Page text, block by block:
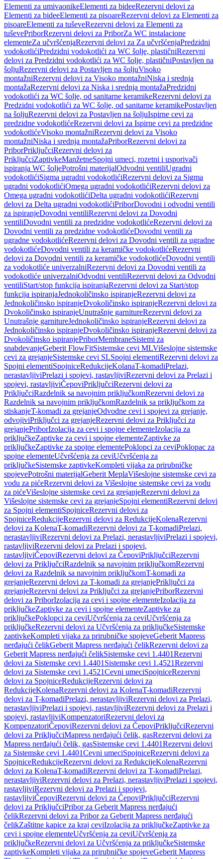
Elementi za umivaonikeElementi za bideeRezervni delovi za
Elementi za bideeElementi za pisoareRezervni delovi za Elementi za
pisoareElementi za tuševeRezervni delovi za Elementi za
tuševePriborRezervni delovi za PriborZa WC instalacione
elementeZa učvršćenjaRezervni delovi za Za učvršćenjaPredzidni
vodokotlićiPredzidni vodokotlići za WC šolje, plastičniRezervni
delovi za Predzidni vodokotlići za WC šolje, plastičniPostavljen na
šoljuRezervni delovi za Postavljen na šoljuVisoko
montažniRezervni delovi za Visoko montažniNiska i srednja
montažaRezervni delovi za Niska i srednja montažaPredzidni
vodokotlići za WC šolje, od sanitarne keramikeRezervni delovi za
Predzidni vodokotlići za WC šolje, od sanitarne keramikePostavljen
na šoljuRezervni delovi za Postavljen na šoljuIspirne cevi za
predzidne vodokotlićeRezervni delovi za Ispirne cevi za predzidne
vodokotlićeVisoko montažniRezervni delovi za Visoko
montažniNiska i srednja montažaPriborRezervni delovi za
PriborPriključciRezervni delovi za
PriključciZaptivkeManžetneSpojni umeci, rozetni i usporivači
ispiranja WC šoljePotrošni materijalOdvodni ventiliUgradni
vodokotlićiSigma ugradni vodokotlićiRezervni delovi za Sigma
ugradni vodokotlićiOmega ugradni vodokotlićiRezervni delovi za
Omega ugradni vodokotlićiDelta ugradni vodokotlićiRezervni
delovi za Delta ugradni vodokotlićiPriborDovodni i odvodni ventili
za ispiranjeDovodni ventiliRezervni delovi za Dovodni
ventiliDovodni ventili za predzidne vodokotlićeRezervni delovi za
Dovodni ventili za predzidne vodokotlićeDovodni ventili za
ugradne vodokotlićeRezervni delovi za Dovodni ventili za ugradne
vodokotlićeDovodni ventili za keramičke vodokotlićeRezervni
delovi za Dovodni ventili za keramičke vodokotlićeDovodni ventili
za vodokotliće univerzalniRezervni delovi za Dovodni ventili za
vodokotliće univerzalniOdvodni ventiliRezervni delovi za Odvodni
ventiliStart/stop funkcija ispiranjaRezervni delovi za Start/stop
funkcija ispiranjaJednokoličinsko ispiranjeRezervni delovi za
Jednokoličinsko ispiranjeDvokoličinsko ispiranjeRezervni delovi za
Dvokoličinsko ispiranjeUnutrašnje garnitureRezervni delovi za
Unutrašnje garnitureJednokoličinsko ispiranjeRezervni delovi za
Jednokoličinsko ispiranjeDvokoličinsko ispiranjeRezervni delovi za
Dvokoličinsko ispiranjePriborMembraneSistemi za
snabdevanjeGeberit FlowFitSistemske cevi MLVišeslojne sistemske
cevi za grejanjeSistemske cevi SLSpojni elementiRezervni delovi za
Spojni elementiSpojniceRedukcijeKolanaT-komadiPrelazi,
nerastavljiviPrelazi i spojevi, rastavljiviRezervni delovi za Prelazi i
spojevi, rastavljiviČepoviPriključciRezervni delovi za
PriključciRazdelnik sa navojnim priključkomRezervni delovi za
Razdelnik sa navojnim priključkomRazdelnik sa priključkom za
stiskanjeT-komadi za grejanjeOdvodne cevi i spojevi za grejanje,
odvojiviPriključci za grejanjeRezervni delovi za Priključci za
grejanjePriborIzolacija za cevi i spojne elementeIzolacija za
priključkeZaptivke za cevi i spojne elementeZaptivke za
priključkeZaptivke za spojne elementePoklopci za ceviPoklopac za
spojne elementeUčvršćenja za ceviUčvršćenja za
priključkeSistemske zaptivkeKompleti vijaka za prirubničke
spojevePotrošni materijalGeberit MeplaVišeslojne sistemske cevi za
vodu za pićeRezervni delovi za Višeslojne sistemske cevi za vodu
za pićeVišeslojne sistemske cevi za grejanjeRezervni delovi za
Višeslojne sistemske cevi za grejanjeSpojni elementiRezervni delovi
za Spojni elementiSpojniceRezervni delovi za
SpojniceRedukcijeRezervni delovi za RedukcijeKolenaRezervni
delovi za KolenaT-komadiRezervni delovi za T-komadiPrelazi,
nerastavljiviRezervni delovi za Prelazi, nerastavljiviPrelazi i spojevi,
rastavljiviRezervni delovi za Prelazi i spojevi,
rastavljiviČepoviRezervni delovi za ČepoviPriključciRezervni
delovi za PriključciRazdelnik sa navojnim priključkomRezervni
delovi za Razdelnik sa navojnim priključkomT-komadi za
grejanjeRezervni delovi za T-komadi za grejanjePriključci za
grejanjeRezervni delovi za Priključci za grejanjePriborRezervni
delovi za PriborIzolacija za cevi i spojne elementeIzolacija za
priključkeZaptivke za cevi i spojne elementeZaptivke za
priključkePoklopci za ceviUčvršćenja za ceviUčvršćenja za
priključkeRezervni delovi za Učvršćenja za priključkeSistemske
zaptivkeKompleti vijaka za prirubničke spojeveGeberit Mapress
nerđajući čelikGeberit Mapress nerđajući čelikRezervni delovi za
Geberit Mapress nerđajući čelikSistemske cevi 1.4401Rezervni
delovi za Sistemske cevi 1.4401 Sistemske cevi 1.4521Rezervni
delovi za Sistemske cevi 1.4521Cevni umeciSpojniceRezervni
delovi za SpojniceRedukcijeRezervni delovi za
RedukcijeKolenaRezervni delovi za KolenaT-komadiRezervni
delovi za T-komadiPrelazi, nerastavljiviRezervni delovi za Prelazi,
nerastavljiviPrelazi i spojevi, rastavljiviRezervni delovi za Prelazi i
spojevi, rastavljiviKompenzatoriRezervni delovi za
KompenzatoriČepoviRezervni delovi za ČepoviPriključciRezervni
delovi za PriključciMapress nerđajući čelik, gasRezervni delovi za
Mapress nerđajući čelik, gasSistemske cevi 1.4401Rezervni delovi
za Sistemske cevi 1.4401Cevni umeciSpojniceRezervni delovi za
SpojniceRedukcijeRezervni delovi za RedukcijeKolenaRezervni
delovi za KolenaT-komadiRezervni delovi za T-komadiPrelazi,
nerastavljiviRezervni delovi za Prelazi, nerastavljiviPrelazi i spojevi,
rastavljiviRezervni delovi za Prelazi i spojevi,
rastavljiviČepoviRezervni delovi za ČepoviPriključciRezervni
delovi za PriključciPribor za Geberit Mapress nerđajući
čelikRezervni delovi za Pribor za Geberit Mapress nerđajući
čelikZaštitne kapice za kraj ceviIzolacija za priključkeZaptivke za
cevi i spojne elementeUčvršćenja za ceviUčvršćenja za
priključkeRezervni delovi za Učvršćenja za priključkeSistemske
zaptivkeKompleti vijaka za prirubničke spojeveGeberit Mapress